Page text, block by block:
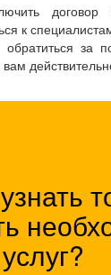
договор
к
обратиться
услуг?